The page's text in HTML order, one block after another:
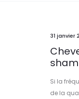
31 janvier
Si la
de la